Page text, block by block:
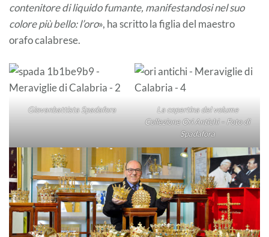
contenitore di liquido fumante, manifestandosi nel suo
colore più bello: l’oro», ha scritto la figlia del maestro
orafo calabrese.
Giovanbattista Spadafora
La copertina del volume
Collezione Ori Antichi – Foto di
Spadafora